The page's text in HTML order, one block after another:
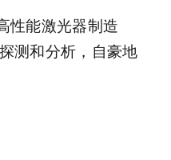
性能激光器制造
测和分析，自豪地